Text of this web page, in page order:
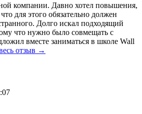
компании. Давно хотел повышения,
для этого обязательно должен
Долго искал подходящий
что нужно было совмещать с
вместе заниматься в школе Wall
отзыв →